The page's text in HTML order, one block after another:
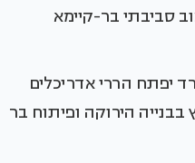
סביבתי בר-קיימא
יפתח הררי אדריכלים
הירוקה ופיתוח בר